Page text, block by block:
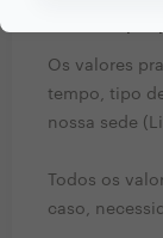
Os valores
tempo, tipo
nossa sede
Todos os
caso,